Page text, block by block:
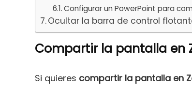
Configurar un PowerPoint para
Ocultar la barra de control
Compartir la pantalla en
Si quieres compartir la pantalla en